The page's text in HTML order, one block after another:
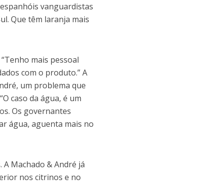
vanguardistas
Que têm laranja mais
mais pessoal
com o produto.” A
um problema que
caso da água, é um
Os governantes
água, aguenta mais no
Machado & André já
nos citrinos e no